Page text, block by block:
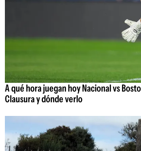
A qué hora juegan hoy Nacional vs
Clausura y dónde verlo